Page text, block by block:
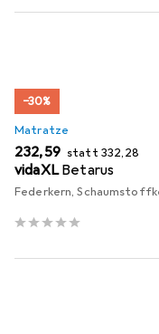
−30%
Matratze
EUR
232,59 statt EUR
332,28
vidaXL Betarus
Federkern,